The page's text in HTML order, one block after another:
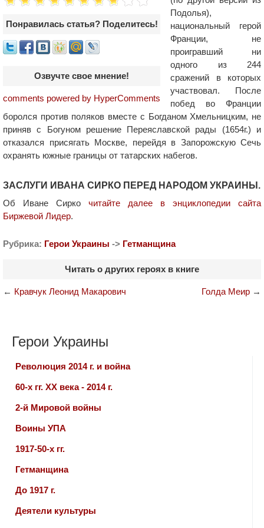
Понравилась статья? Поделитесь!
Озвучте свое мнение!
comments powered by HyperComments
Подолья),
национальный герой
Франции, не
проигравший ни
одного из 244
сражений в которых
участвовал. После
побед во Франции
боролся против поляков вместе с Богданом Хмельницким, не
приняв с Богуном решение Переяславской рады (1654г.) и
отказался присягать Москве, перейдя в Запорожскую Сечь
охранять южные границы от татарских набегов.
ЗАСЛУГИ ИВАНА СИРКО ПЕРЕД НАРОДОМ УКРАИНЫ.
Об Иване Сирко читайте далее в энциклопедии сайта
Биржевой Лидер.
Рубрика: Герои Украины -> Гетманщина
Читать о других героях в книге
← Кравчук Леонид Макарович Голда Меир →
Герои Украины
Революция 2014 г. и война
60-х гг. ХХ века - 2014 г.
2-й Мировой войны
Воины УПА
1917-50-х гг.
Гетманщина
До 1917 г.
Деятели культуры